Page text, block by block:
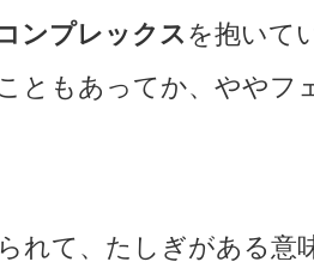
ンプレックス を抱いて
ともあってか、ややフ
れて、たしぎがある意